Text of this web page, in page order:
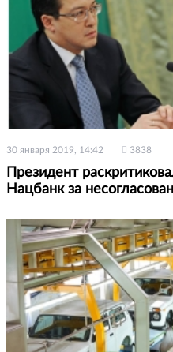
30 января 2019, 14:42 3838
Президент
Нацбанк за